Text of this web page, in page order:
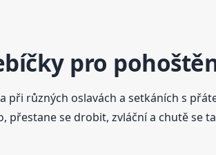
pro
při různých oslavách a setkáních s
přestane se drobit, zvláční a chutě se